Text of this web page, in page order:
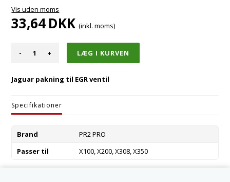
Vis uden moms
33,64DKK (inkl. moms)
- +
Jaguar pakning til EGR ventil
Specifikationer
Brand
PR2 PRO
Passer til
X100, X200, X308, X350